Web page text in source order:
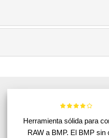
Herramienta sólida para
RAW a BMP. El BMP sin